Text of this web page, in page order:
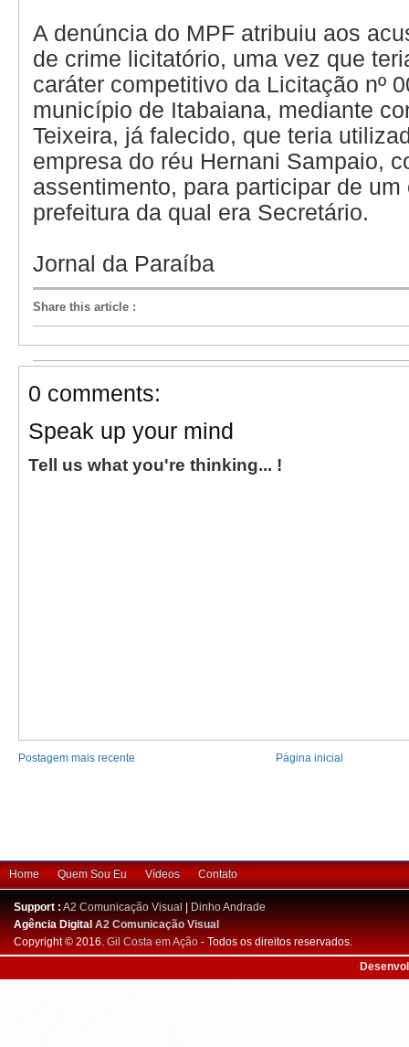
A denúncia do MPF atribuiu aos
de crime licitatório, uma vez que
caráter competitivo da Licitação nº
município de Itabaiana, mediante
Teixeira, já falecido, que teria
empresa do réu Hernani Sampaio,
assentimento, para participar de um
prefeitura da qual era Secretário.
Jornal da Paraíba
Share this article :
0 comments:
Speak up your mind
Tell us what you're thinking... !
Postagem mais recente Página inicial
Home Quem Sou Eu Vídeos Contato
Support : A2 Comunicação Visual
Dinho Andrade
Agência DigitalA2 Comunicação Visual
Copyright © 2016. Gil Costa em Ação - Todos os direitos reservados.